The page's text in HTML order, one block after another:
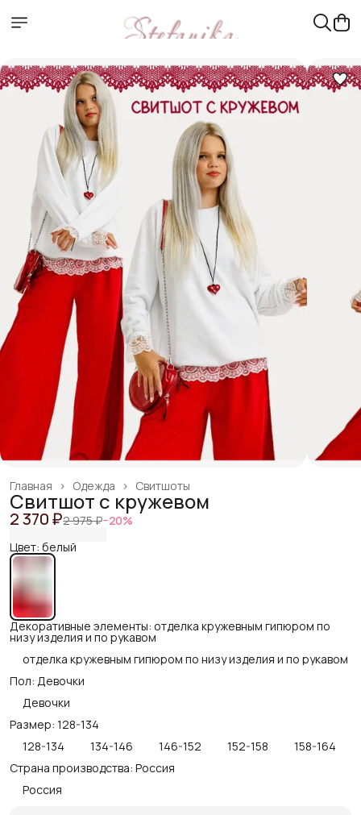
Свитшоты
Одежда ›
Главная ›
Свитшот с кружевом
2 370 ₽2 975 ₽−20%
Цвет: белый
Декоративные элементы: отделка кружевным гипюром по
низу изделия и по рукавом
отделка кружевным гипюром по низу изделия и по рукавом
Пол: Девочки
Девочки
Размер: 128-134
128-134
134-146 146-152 152-158
158-164
Страна производства: Россия
Россия